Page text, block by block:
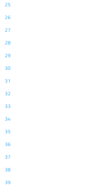
25
26
27
28
29
30
31
32
33
34
35
36
37
38
39